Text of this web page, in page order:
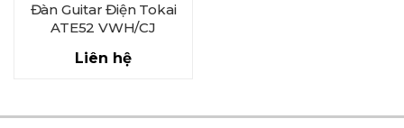
Đàn Guitar Điện Tokai
ATE52 VWH/CJ
Liên hệ